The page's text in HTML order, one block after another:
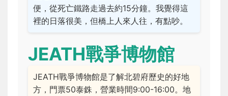
便，從死亡鐵路走過去約15分鐘。我覺得這
裡的日落很美，但橋上人來人往，有點吵。
JEATH戰爭博物館
JEATH戰爭博物館是了解北碧府歷史的好地
方，門票50泰銖，營業時間9:00-16:00。地